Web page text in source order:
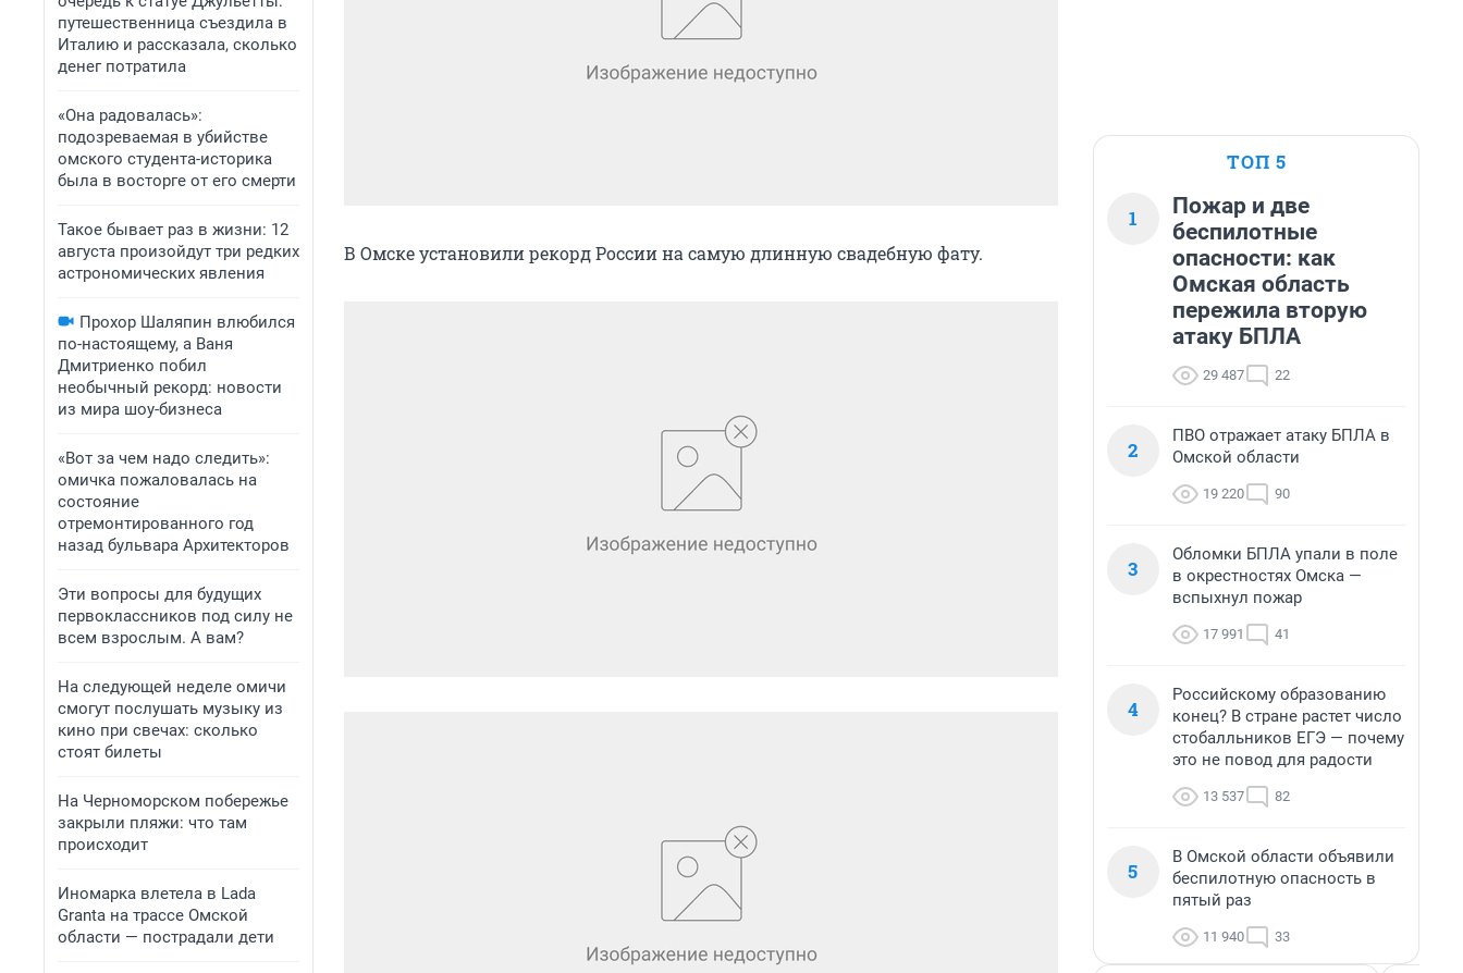
путешественница съездила в
Италию и рассказала, сколько
денег потратила
«Она радовалась»:
подозреваемая в убийстве
омского студента-историка
была в восторге от его смерти
Такое бывает раз в жизни: 12
августа произойдут три редких
астрономических явления
Прохор Шаляпин влюбился
по-настоящему, а Ваня
Дмитриенко побил
необычный рекорд: новости
из мира шоу-бизнеса
«Вот за чем надо следить»:
омичка пожаловалась на
состояние
отремонтированного год
назад бульвара Архитекторов
Эти вопросы для будущих
первоклассников под силу не
всем взрослым. А вам?
На следующей неделе омичи
смогут послушать музыку из
кино при свечах: сколько
стоят билеты
На Черноморском побережье
закрыли пляжи: что там
происходит
Иномарка влетела в Lada
Granta на трассе Омской
области — пострадали дети
В Омске установили рекорд России на самую длинную свадебную фату.
ТОП 5
1
Пожар и две
беспилотные
опасности: как
Омская область
пережила вторую
атаку БПЛА
29 487 22
2
ПВО отражает атаку БПЛА в
Омской области
19 220 90
3
Обломки БПЛА упали в поле
в окрестностях Омска —
вспыхнул пожар
17 991 41
4
Российскому образованию
конец? В стране растет число
стобалльников ЕГЭ — почему
это не повод для радости
13 537 82
5
В Омской области объявили
беспилотную опасность в
пятый раз
11 940 33